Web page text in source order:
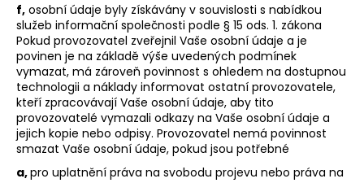
f, osobní údaje byly získávány v souvislosti s nabídkou
služeb informační společnosti podle § 15 ods. 1. zákona
Pokud provozovatel zveřejnil Vaše osobní údaje a je
povinen je na základě výše uvedených podmínek
vymazat, má zároveň povinnost s ohledem na dostupnou
technologii a náklady informovat ostatní provozovatele,
kteří zpracovávají Vaše osobní údaje, aby tito
provozovatelé vymazali odkazy na Vaše osobní údaje a
jejich kopie nebo odpisy. Provozovatel nemá povinnost
smazat Vaše osobní údaje, pokud jsou potřebné
a,pro uplatnění práva na svobodu projevu nebo práva na